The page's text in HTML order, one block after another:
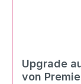
Upgrade
von Premier+2 Extra als